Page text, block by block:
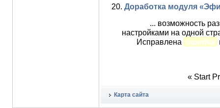
20. Доработка модуля
... возможность
настройками на одной
Исправлена ошибка
« Start
Карта сайта